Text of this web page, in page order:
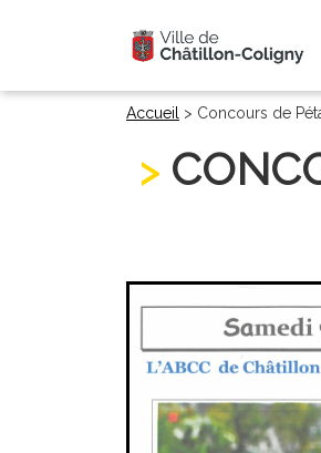
Accueil > Concours de